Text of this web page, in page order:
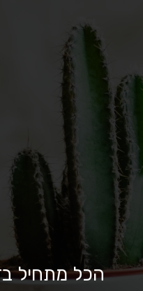
הכל מתחיל